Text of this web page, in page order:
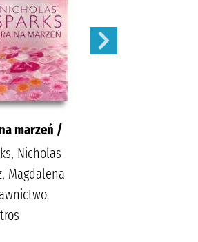
marzeń /
Nicholas
Magdalena